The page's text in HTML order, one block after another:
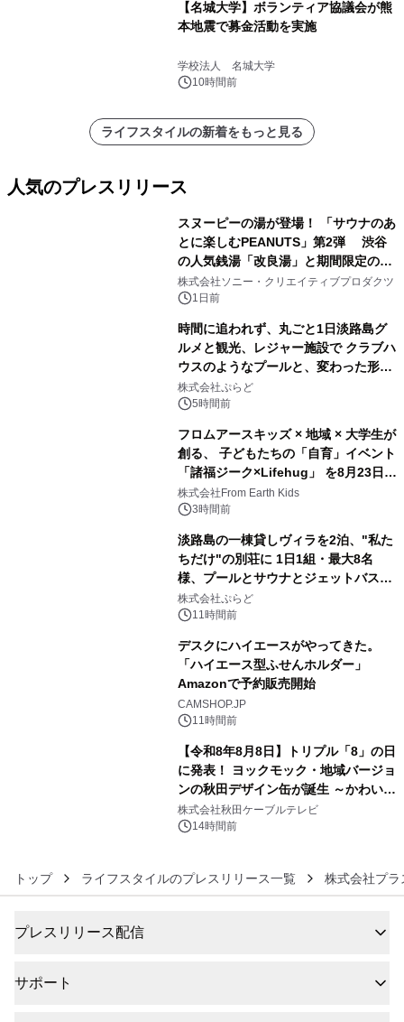
【名城大学】ボランティア協議会が熊
本地震で募金活動を実施
学校法人 名城大学
10時間前
ライフスタイルの新着をもっと見る
人気のプレスリリース
スヌーピーの湯が登場！ 「サウナのあ
とに楽しむPEANUTS」第2弾 渋谷
の人気銭湯「改良湯」と期間限定のコ
ラボレーション サウナイキタイコラ
ボグッズも発売決定！
株式会社ソニー・クリエイティブプロダクツ
1日前
時間に追われず、丸ごと1日淡路島グ
ルメと観光、レジャー施設で クラブハ
ウスのようなプールと、変わった形の
サウナも 「THE BOXY AWAJI」のお
得な素泊まり連泊プランで
株式会社ぷらど
5時間前
フロムアースキッズ × 地域 × 大学生が
創る、 子どもたちの「自育」イベント
「諸福ジーク×Lifehug」 を8月23日
(日)開催
株式会社From Earth Kids
3時間前
淡路島の一棟貸しヴィラを2泊、"私た
ちだけ"の別荘に 1日1組・最大8名
様、プールとサウナとジェットバス付
きで Villa Mon Temps AWAJIの連泊
素泊りプラン
株式会社ぷらど
11時間前
デスクにハイエースがやってきた。
「ハイエース型ふせんホルダー」
Amazonで予約販売開始
CAMSHOP.JP
11時間前
【令和8年8月8日】トリプル「8」の日
に発表！ ヨックモック・地域バージョ
ンの秋田デザイン缶が誕生 ～かわいい
秋田犬の子犬と秋田の四季と名所を巡
るパッケージ～ 9月1日(火)秋田県内で
株式会社秋田ケーブルテレビ
14時間前
トップ ライフスタイルのプレスリリース一覧 株式会社プ
プレスリリース配信
サポート